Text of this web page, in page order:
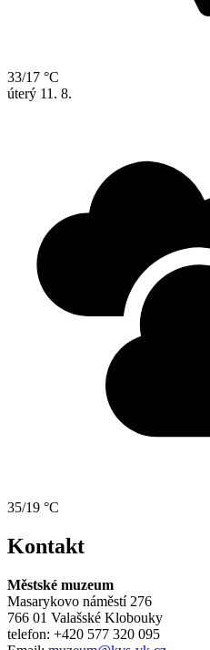
33/17 °C
úterý 11. 8.
35/19 °C
Kontakt
Městské muzeum
Masarykovo náměstí 276
766 01 Valašské Klobouky
telefon: +420 577 320 095